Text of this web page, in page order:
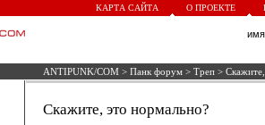
КАРТА САЙТА О ПРОЕКТЕ
ANTIPUNK/COM > Панк форум > Треп >
Скажите, это нормально?